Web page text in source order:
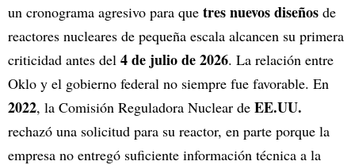
un cronograma agresivo para que tres nuevos diseños de
reactores nucleares de pequeña escala alcancen su primera
criticidad antes del 4 de julio de 2026. La relación entre
Oklo y el gobierno federal no siempre fue favorable. En
2022, la Comisión Reguladora Nuclear de EE.UU.
rechazó una solicitud para su reactor, en parte porque la
empresa no entregó suficiente información técnica a la